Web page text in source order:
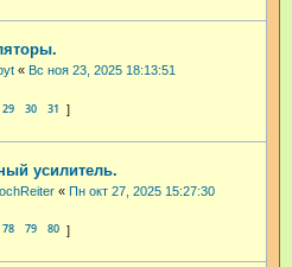
« Вс ноя 23, 2025 18:13:51
29 30 31
усилитель.
« Пн окт 27, 2025 15:27:30
78 79 80